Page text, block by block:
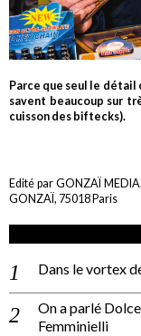
Parce que seul le détail
savent beaucoup sur
cuisson des biftecks).
Edité par GONZAÏ
GONZAÏ, 75018 Paris
Dans le vortex
On a parlé
Femminielli